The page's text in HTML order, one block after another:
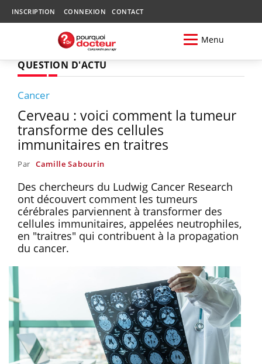
INSCRIPTION CONNEXION CONTACT
Menu
QUESTION D'ACTU
Cancer
Cerveau : voici comment la tumeur
transforme des cellules
immunitaires en traitres
Par Camille Sabourin
Des chercheurs du Ludwig Cancer Research
ont découvert comment les tumeurs
cérébrales parviennent à transformer des
cellules immunitaires, appelées neutrophiles,
en "traitres" qui contribuent à la propagation
du cancer.